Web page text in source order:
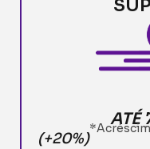
ATÉ
(+20%)